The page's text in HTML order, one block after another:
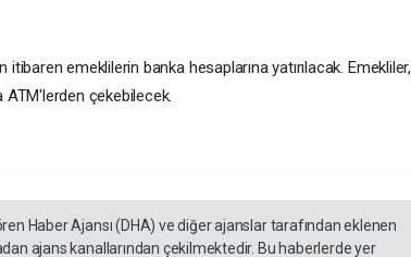
emeklilerin banka hesaplarına yatırılacak. Emekliler,
ATM'lerden çekebilecek.
Haber Ajansı (DHA) ve diğer ajanslar tarafından eklenen
ajans kanallarından çekilmektedir. Bu haberlerde yer